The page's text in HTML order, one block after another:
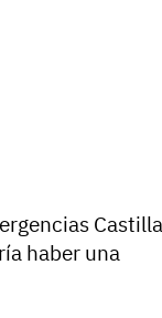
Castilla
haber una